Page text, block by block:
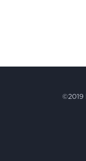
©2019